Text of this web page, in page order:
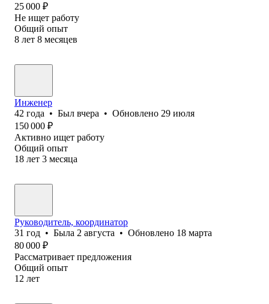
25 000 ₽
Не ищет работу
Общий опыт
8 лет 8 месяцев
Инженер
42 года • Был вчера • Обновлено 29 июля
150 000 ₽
Активно ищет работу
Общий опыт
18 лет 3 месяца
Руководитель, координатор
31 год • Была 2 августа • Обновлено 18 марта
80 000 ₽
Рассматривает предложения
Общий опыт
12 лет